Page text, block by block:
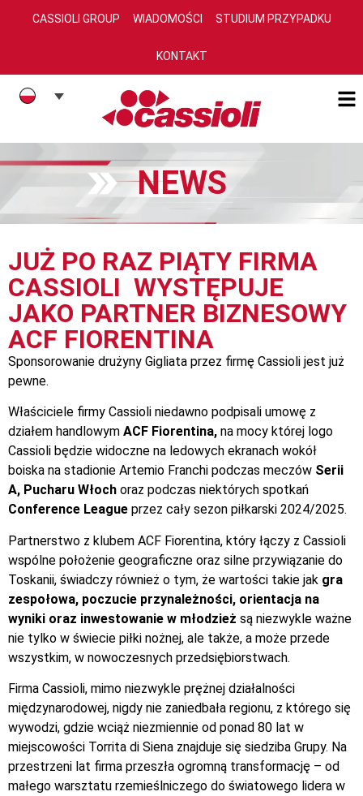
CASSIOLI GROUP WIADOMOŚCI STUDIUM PRZYPADKU
KONTAKT
NEWS
JUŻ PO RAZ PIĄTY FIRMA
CASSIOLI WYSTĘPUJE
JAKO PARTNER BIZNESOWY
ACF FIORENTINA
Sponsorowanie drużyny Gigliata przez firmę Cassioli jest już
pewne.
Właściciele firmy Cassioli niedawno podpisali umowę z
działem handlowym ACF Fiorentina, na mocy której logo
Cassioli będzie widoczne na ledowych ekranach wokół
boiska na stadionie Artemio Franchi podczas meczów Serii
A, Pucharu Włoch oraz podczas niektórych spotkań
Conference League przez cały sezon piłkarski 2024/2025.
Partnerstwo z klubem ACF Fiorentina, który łączy z Cassioli
wspólne położenie geograficzne oraz silne przywiązanie do
Toskanii, świadczy również o tym, że wartości takie jak gra
zespołowa, poczucie przynależności, orientacja na
wyniki oraz inwestowanie w młodzież są niezwykle ważne
nie tylko w świecie piłki nożnej, ale także, a może przede
wszystkim, w nowoczesnych przedsiębiorstwach.
Firma Cassioli, mimo niezwykle prężnej działalności
międzynarodowej, nigdy nie zaniedbała regionu, z którego się
wywodzi, gdzie wciąż niezmiennie od ponad 80 lat w
miejscowości Torrita di Siena znajduje się siedziba Grupy. Na
przestrzeni lat firma przeszła ogromną transformację – od
małego warsztatu rzemieślniczego do światowego lidera w